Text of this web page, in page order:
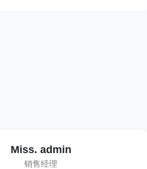
Miss. admin
销售经理